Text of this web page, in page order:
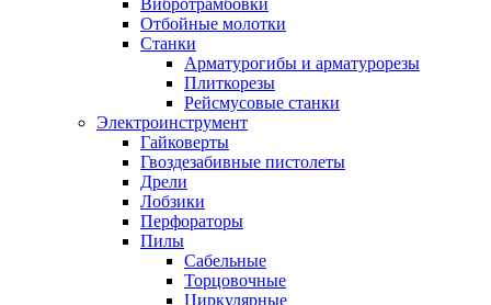
Вибротрамбовки
Отбойные молотки
Станки
Арматурогибы и арматурорезы
Плиткорезы
Рейсмусовые станки
Электроинструмент
Гайковерты
Гвоздезабивные пистолеты
Дрели
Лобзики
Перфораторы
Пилы
Сабельные
Торцовочные
Циркулярные